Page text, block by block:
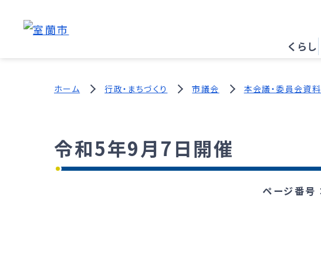
くらし
ホーム 行政・まちづくり 市議会 本会議・委員会資料
令和5年9月7日開催
ページ番号